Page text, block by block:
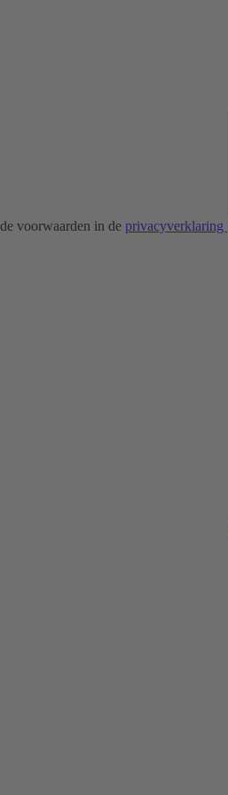
voorwaarden in de privacyverklaring